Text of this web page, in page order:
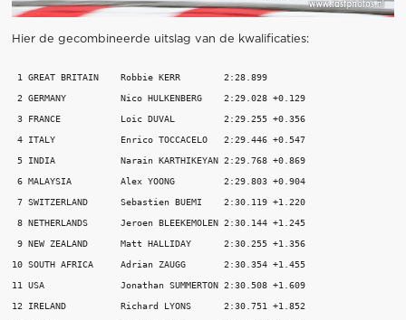
Hier de gecombineerde uitslag van de kwalificaties:
1 GREAT BRITAIN    Robbie KERR        2:28.899
2 GERMANY          Nico HULKENBERG    2:29.028 +0.129
3 FRANCE           Loic DUVAL         2:29.255 +0.356
4 ITALY            Enrico TOCCACELO   2:29.446 +0.547
5 INDIA            Narain KARTHIKEYAN 2:29.768 +0.869
6 MALAYSIA         Alex YOONG         2:29.803 +0.904
7 SWITZERLAND      Sebastien BUEMI    2:30.119 +1.220
8 NETHERLANDS      Jeroen BLEEKEMOLEN 2:30.144 +1.245
9 NEW ZEALAND      Matt HALLIDAY      2:30.255 +1.356
10 SOUTH AFRICA     Adrian ZAUGG       2:30.354 +1.455
11 USA              Jonathan SUMMERTON 2:30.508 +1.609
12 IRELAND          Richard LYONS      2:30.751 +1.852